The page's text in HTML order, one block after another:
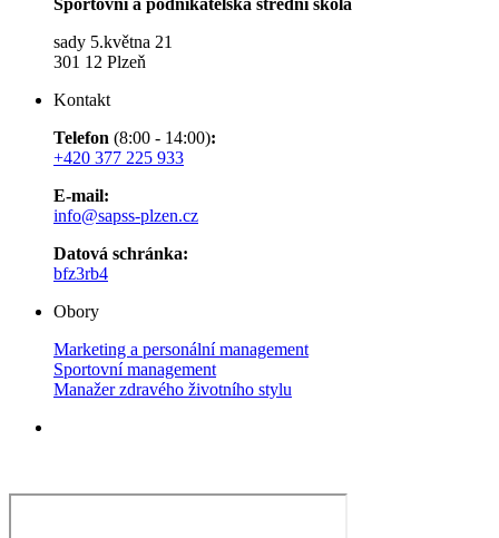
Sportovní a podnikatelská střední škola
sady 5.května 21
301 12 Plzeň
Kontakt
Telefon (8:00 - 14:00):
+420 377 225 933
E-mail:
info@sapss-plzen.cz​​​​​​
Datová schránka:
bfz3rb4
Obory
Marketing a personální management
Sportovní management
Manažer zdravého životního stylu